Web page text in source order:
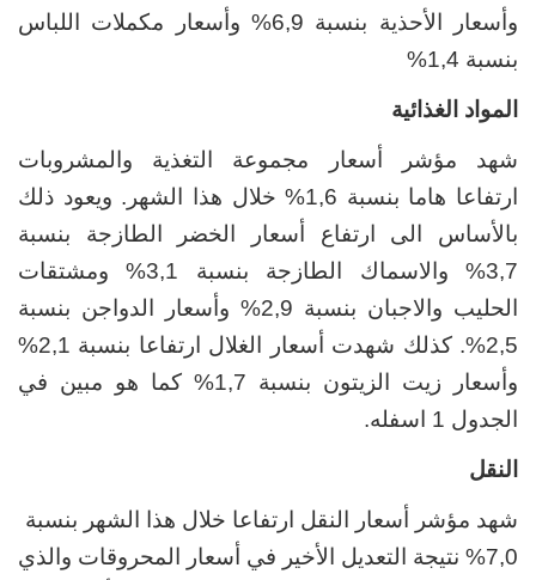
وأسعار الأحذية بنسبة 6,9% وأسعار مكملات اللباس
بنسبة 1,4%
المواد الغذائية
شهد مؤشر أسعار مجموعة التغذية والمشروبات
ارتفاعا هاما بنسبة 1,6% خلال هذا الشهر. ويعود ذلك
بالأساس الى ارتفاع أسعار الخضر الطازجة بنسبة
3,7% والاسماك الطازجة بنسبة 3,1% ومشتقات
الحليب والاجبان بنسبة 2,9% وأسعار الدواجن بنسبة
2,5%. كذلك شهدت أسعار الغلال ارتفاعا بنسبة 2,1%
وأسعار زيت الزيتون بنسبة 1,7% كما هو مبين في
الجدول 1 اسفله.
النقل
شهد مؤشر أسعار النقل ارتفاعا خلال هذا الشهر بنسبة
0,
7% نتيجة التعديل الأخير في أسعار المحروقات والذي